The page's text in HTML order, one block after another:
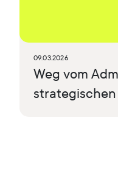
09.03.2026
Weg vom